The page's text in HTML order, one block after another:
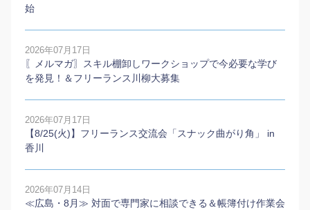
始
2026年07月17日
〖メルマガ〗スキル棚卸しワークショップで今必要な学び
を発見！＆フリーランス川柳大募集
2026年07月17日
【8/25(火)】フリーランス交流会「スナック曲がり角」 in
香川
2026年07月14日
≪広島・8月≫ 対面で専門家に相談できる＆帳簿付け作業会